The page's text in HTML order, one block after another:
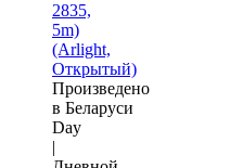
2835,
5m)
(Arlight,
Открытый)
Произведено
в Беларуси
Day
|